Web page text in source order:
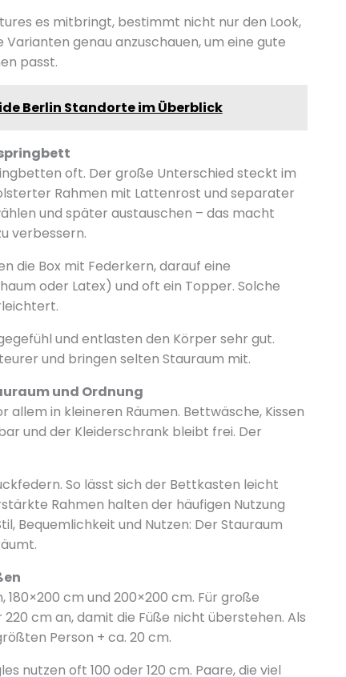
es mitbringt, bestimmt nicht nur den Look,
Varianten genau anzuschauen, um eine gute
passt.
Berlin Standorte im Überblick
oft. Der große Unterschied steckt im
Rahmen mit Lattenrost und separater
und später austauschen – das macht
verbessern.
die Box mit Federkern, darauf eine
oder Latex) und oft ein Topper. Solche
und entlasten den Körper sehr gut.
und bringen selten Stauraum mit.
und Ordnung
in kleineren Räumen. Bettwäsche, Kissen
und der Kleiderschrank bleibt frei. Der
So lässt sich der Bettkasten leicht
Rahmen halten der häufigen Nutzung
Bequemlichkeit und Nutzen: Der Stauraum
180×200 cm und 200×200 cm. Für große
cm an, damit die Füße nicht überstehen. Als
Person + ca. 20 cm.
nutzen oft 100 oder 120 cm. Paare, die viel